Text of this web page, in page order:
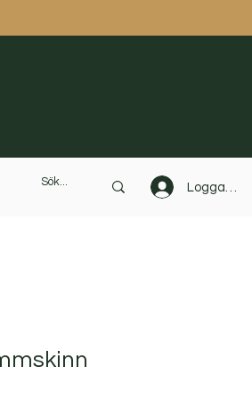
Logga in